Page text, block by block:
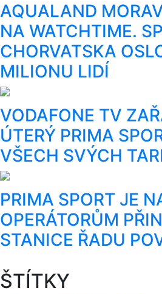
AQUALAND
NA WATCHTIME.
CHORVATSKA
MILIONU LIDÍ
VODAFONE TV
ÚTERÝ PRIMA
VŠECH SVÝCH
PRIMA SPORT JE
OPERÁTORŮM
STANICE ŘADU
ŠTÍTKY